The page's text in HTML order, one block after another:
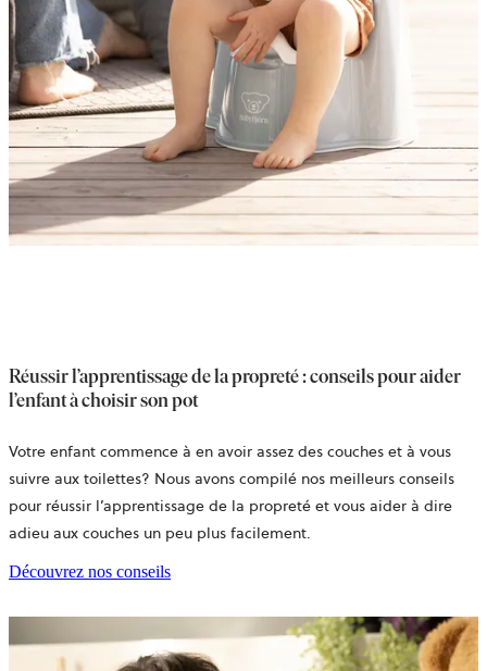
Réussir l’apprentissage de la propreté : conseils pour aider
l’enfant à choisir son pot
Votre enfant commence à en avoir assez des couches et à vous
suivre aux toilettes? Nous avons compilé nos meilleurs conseils
pour réussir l’apprentissage de la propreté et vous aider à dire
adieu aux couches un peu plus facilement.
Découvrez nos conseils